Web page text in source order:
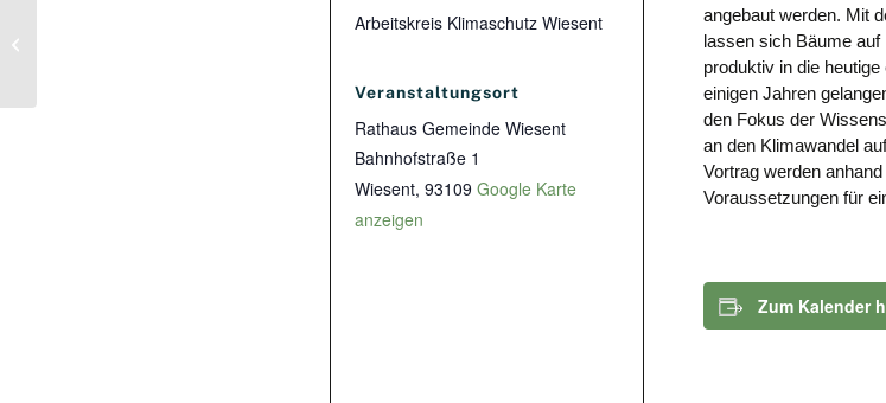
angebaut werden. Mit
lassen sich Bäume
produktiv in die
einigen Jahren
den Fokus der
an den Klimawandel
Vortrag werden
Voraussetzungen für
Zum Kalender
Arbeitskreis Klimaschutz Wiesent
Veranstaltungsort
Rathaus Gemeinde Wiesent
Bahnhofstraße 1
Wiesent, 93109 Google Karte
anzeigen